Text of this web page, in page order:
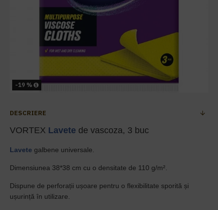
-19 %
DESCRIERE
VORTEX Lavete de vascoza, 3 buc
Lavete galbene universale.
Dimensiunea 38*38 cm cu o densitate de 110 g/m².
Dispune de perforații ușoare pentru o flexibilitate sporită și
ușurință în utilizare.